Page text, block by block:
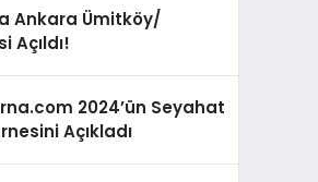
Ankara Ümitköy/
Açıldı!
2024’ün Seyahat
Açıkladı